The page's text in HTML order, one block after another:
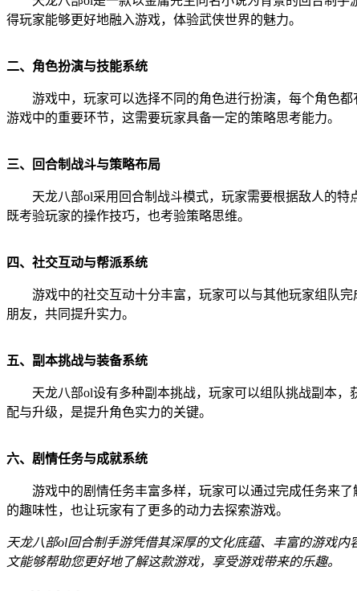
得玩家能够更好地融入游戏，体验武侠世界的魅力。
二、角色扮演与技能系统
游戏中，玩家可以选择不同的角色进行扮演，每个角色
游戏中的重要环节，这需要玩家具备一定的策略思考能力。
三、回合制战斗与策略布局
天龙八部ol采用回合制战斗模式，玩家需要根据敌人的
既考验玩家的操作技巧，也考验策略思维。
四、社交互动与帮派系统
游戏中的社交互动十分丰富，玩家可以与其他玩家组队
朋友，共同提升实力。
五、副本挑战与装备系统
天龙八部ol设有多种副本挑战，玩家可以组队挑战副本
配与升级，是提升角色实力的关键。
六、剧情任务与成就系统
游戏中的剧情任务丰富多样，玩家可以通过完成任务来
的趣味性，也让玩家有了更多的动力去探索游戏。
天龙八部ol回合制手游凭借其深厚的文化底蕴、丰富的游戏
文能够帮助您更好地了解这款游戏，享受游戏带来的乐趣。